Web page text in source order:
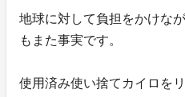
地球に対して負担をかけな
もまた事実です。
使用済み使い捨てカイロを